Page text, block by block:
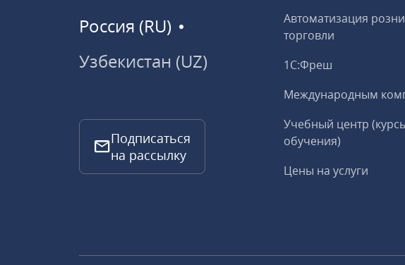
Россия (RU)
Узбекистан (UZ)
Подписаться
на рассылку
Автоматизация
торговли
1С:Фреш
Международным
Учебный центр
обучения)
Цены на услуги